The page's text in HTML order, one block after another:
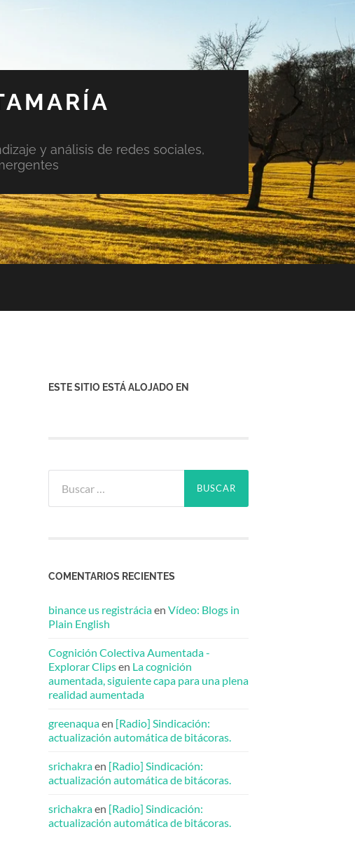
y análisis de redes sociales,
ESTE SITIO ESTÁ ALOJADO EN
COMENTARIOS RECIENTES
binance us registráciaen Vídeo: Blogs in
Plain English
Cognición Colectiva Aumentada -
Explorar Clipsen La cognición
aumentada, siguiente capa para una plena
realidad aumentada
greenaquaen [Radio] Sindicación:
actualización automática de bitácoras.
srichakraen [Radio] Sindicación:
actualización automática de bitácoras.
srichakraen [Radio] Sindicación:
actualización automática de bitácoras.